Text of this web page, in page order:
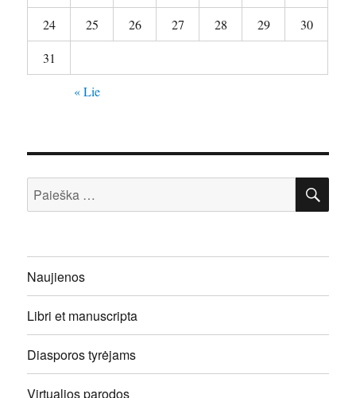
24
25 26 27 28 29
30
31
« Lie
Ieškoti:
Naujienos
Libri et manuscripta
Diasporos tyrėjams
Virtualios parodos